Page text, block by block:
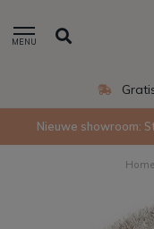
MENU
Nieuwe showroom:
Home